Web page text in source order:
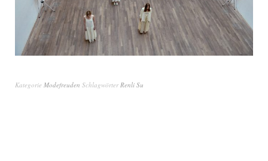
Kategorie Modefreuden SchlagwörterRenli Su